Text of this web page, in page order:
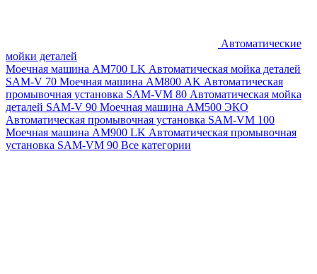
Автоматические
мойки деталей
Моечная машина AM700 LK Автоматическая мойка деталей
SAM-V 70 Моечная машина АМ800 AK Автоматическая
промывочная установка SAM-VM 80 Автоматическая мойка
деталей SAM-V 90 Моечная машина АМ500 ЭКО
Автоматическая промывочная установка SAM-VM 100
Моечная машина AM900 LK Автоматическая промывочная
установка SAM-VM 90 Все категории